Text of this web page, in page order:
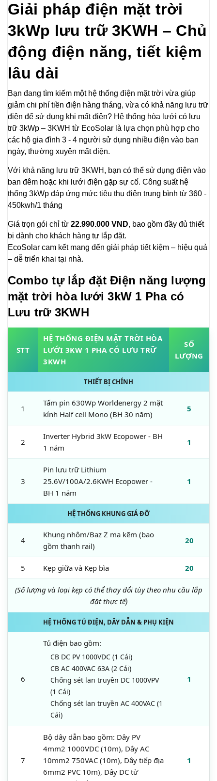
Giải pháp điện mặt trời
3kWp lưu trữ 3KWH – Chủ
động điện năng, tiết kiệm
lâu dài
Bạn đang tìm kiếm một hệ thống điện mặt trời vừa giúp
giảm chi phí tiền điện hàng tháng, vừa có khả năng lưu trữ
điện để sử dụng khi mất điện? Hệ thống hòa lưới có lưu
trữ 3kWp – 3KWH từ EcoSolar là lựa chọn phù hợp cho
các hộ gia đình 3 - 4 người sử dụng nhiều điện vào ban
ngày, thường xuyên mất điện.
Với khả năng lưu trữ 3KWH, bạn có thể sử dụng điện vào
ban đêm hoặc khi lưới điện gặp sự cố. Công suất hệ
thống 3kWp đáp ứng mức tiêu thụ điện trung bình từ 360 -
450kwh/1 tháng
Giá trọn gói chỉ từ 22.990.000 VND, bao gồm đầy đủ thiết
bị dành cho khách hàng tự lắp đặt.
EcoSolar cam kết mang đến giải pháp tiết kiệm – hiệu quả
– dễ triển khai tại nhà.
Combo tự lắp đặt Điện năng lượng
mặt trời hòa lưới 3kW 1 Pha có
Lưu trữ 3KWH
STT
HỆ THỐNG ĐIỆN MẶT TRỜI HÒA
LƯỚI 3KW 1 PHA CÓ LƯU TRỮ
3KWH
SỐ
LƯỢNG
THIẾT BỊ CHÍNH
1
Tấm pin 630Wp Worldenergy 2 mặt
kính Half cell Mono (BH 30 năm)
5
2
Inverter Hybrid 3kW Ecopower - BH
1 năm
1
3
Pin lưu trữ Lithium
25.6V/100A/2.6KWH Ecopower -
BH 1 năm
1
HỆ THỐNG KHUNG GIÁ ĐỠ
4
Khung nhôm/Baz Z mạ kẽm (bao
gồm thanh rail)
20
5 Kẹp giữa và Kẹp bìa 20
(Số lượng và loại kẹp có thể thay đổi tùy theo nhu cầu lắp
đặt thực tế)
HỆ THỐNG TỦ ĐIỆN, DÂY DẪN & PHỤ KIỆN
6
Tủ điện bao gồm:
CB DC PV 1000VDC (1 Cái)
CB AC 400VAC 63A (2 Cái)
Chống sét lan truyền DC 1000VPV
(1 Cái)
Chống sét lan truyền AC 400VAC (1
Cái)
1
7
Bộ dây dẫn bao gồm: Dây PV
4mm2 1000VDC (10m), Dây AC
10mm2 750VAC (10m), Dây tiếp địa
6mm2 PVC 10m), Dây DC từ
1